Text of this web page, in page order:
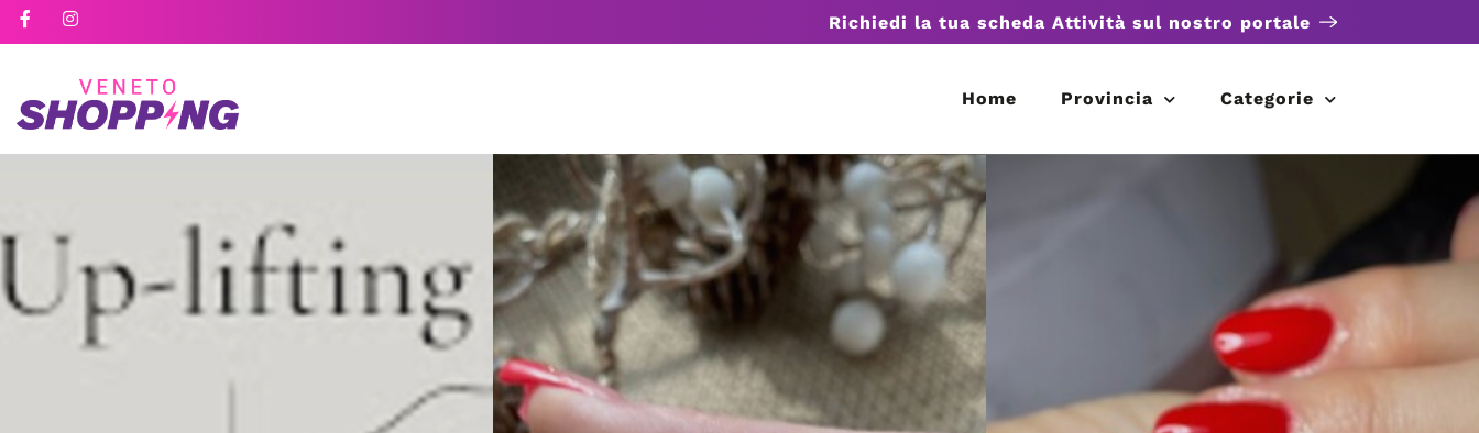
Richiedi la tua scheda Attività sul nostro portale
Home Provincia Categorie